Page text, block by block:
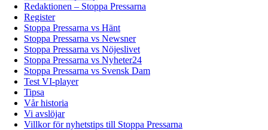
Redaktionen – Stoppa Pressarna
Register
Stoppa Pressarna vs Hänt
Stoppa Pressarna vs Newsner
Stoppa Pressarna vs Nöjeslivet
Stoppa Pressarna vs Nyheter24
Stoppa Pressarna vs Svensk Dam
Test VI-player
Tipsa
Vår historia
Vi avslöjar
Villkor för nyhetstips till Stoppa Pressarna